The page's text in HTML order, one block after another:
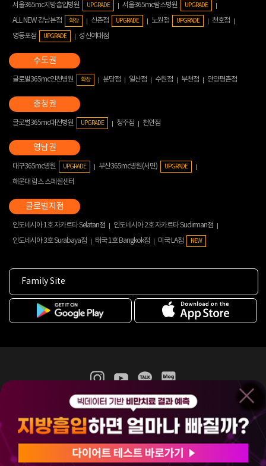
서울365mc지방흡입병원 UPGRADE 서울365mc람스병원 UPGRADE
ALL NEW 강남본점 확장 신촌점 UPGRADE 노원점 UPGRADE
천호점
영등포점
UPGRADE 성신여대점
글로벌365mc인천병원 확장 분당점 일산점 수원점 부천점 안양평촌점
글로벌365mc대전병원 UPGRADE 청주점 천안점
대구365mc병원 UPGRADE 부산365mc병원(서면) UPGRADE
해운대 람스 스페셜센터
인도네시아 1호 자카르타 Selatan점
인도네시아 2호 자카르타 Sudirman점
인도네시아 3호 Surabaya점
태국 1호 Bangkok점 미국 LA점 NEW
Family Site
365mc 병·의원 이용약관
홈페이지 이용약관
비급여진료수가
(주)365mcㅣ서울특별시 서초구 서초대로52길 7, 3~4층(서초동, 제일빌딩)
120-87-04354ㅣ김남철
COPYRIGHT(C) 2025 365mc. ALL RIGHTS RESERVED.